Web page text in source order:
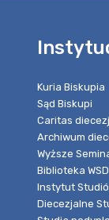
Kuria Biskupia
Sąd Biskupi
Caritas
Archiwum
Wyższe
Biblioteka WSD
Instytut
Diecezjalne